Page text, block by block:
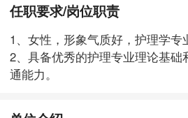
任职要求/岗位职责
1、女性，形象气质好，护理学专
2、具备优秀的护理专业理论基础
通能力。